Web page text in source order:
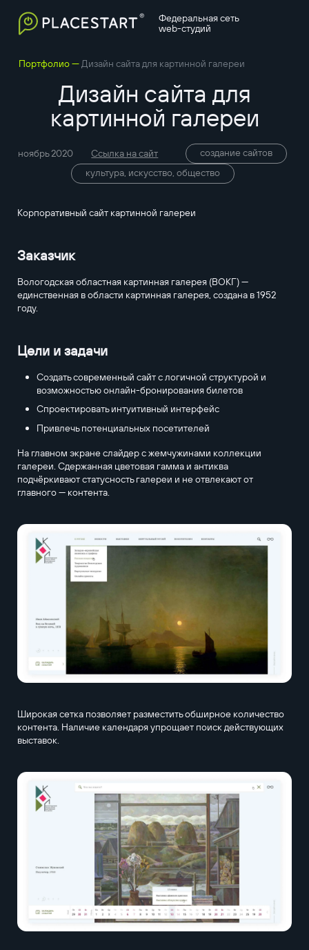
Федеральная сеть
web-студий
Портфолио—Дизайн сайта для картинной галереи
Дизайн сайта для
картинной галереи
ноябрь 2020 Ссылка на сайт
создание сайтов
культура, искусство, общество
Корпоративный сайт картинной галереи
Заказчик
Вологодская областная картинная галерея (ВОКГ) —
единственная в области картинная галерея, создана в 1952
году.
Цели и задачи
Создать современный сайт с логичной структурой и
возможностью онлайн-бронирования билетов
Спроектировать интуитивный интерфейс
Привлечь потенциальных посетителей
На главном экране слайдер с жемчужинами коллекции
галереи. Cдержанная цветовая гамма и антиква
подчёркивают статусность галереи и не отвлекают от
главного — контента.
Широкая сетка позволяет разместить обширное количество
контента. Наличие календаря упрощает поиск действующих
выставок.